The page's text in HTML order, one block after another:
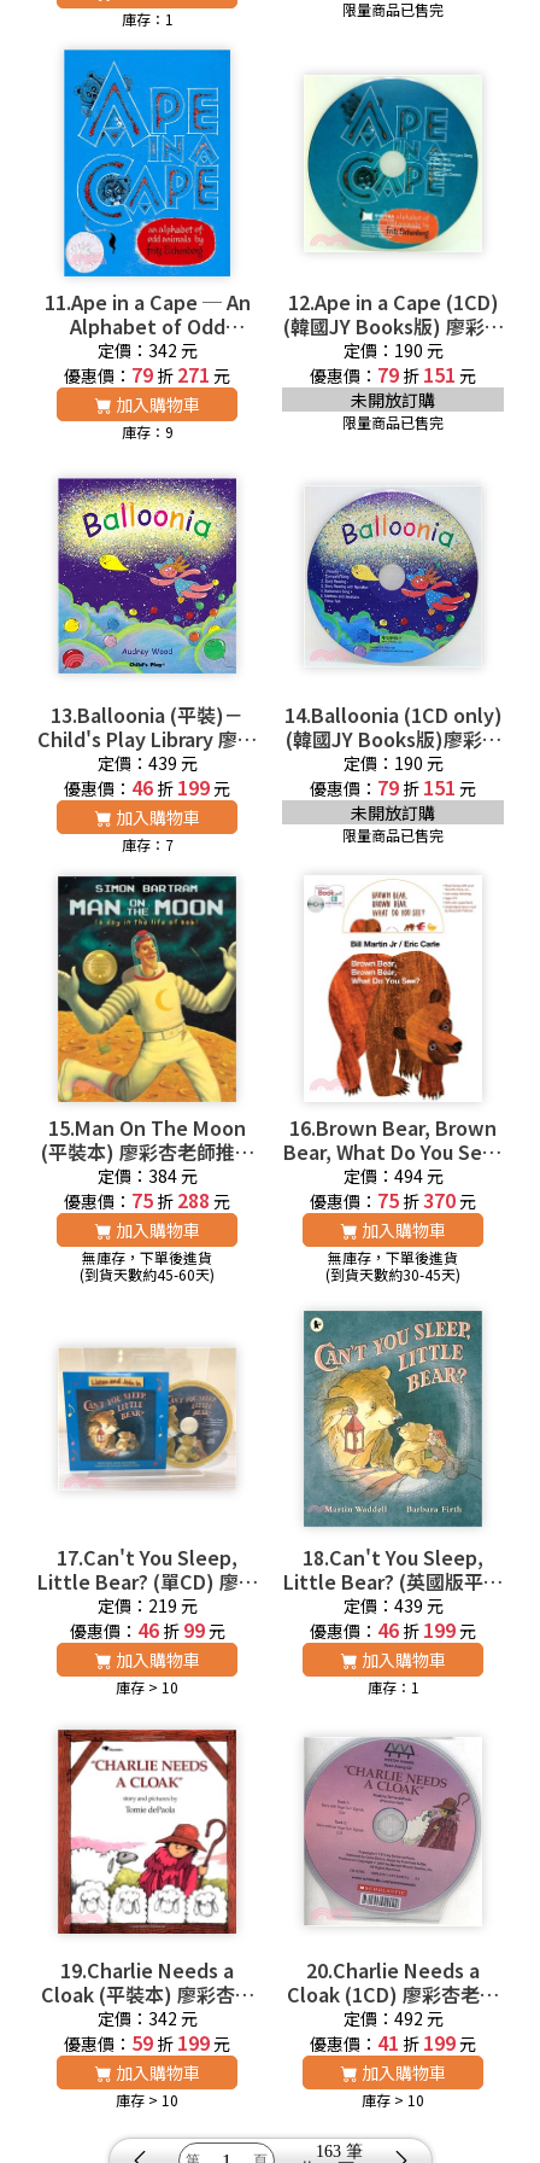
庫存：1 限量商品已售完
11.Ape in a Cape ─ An
Alphabet of Odd
Animals 廖彩杏老師推薦
有聲書第7週
定價：342 元
優惠價： 79 折 271 元
加入購物車
庫存：9
12.Ape in a Cape (1CD)
(韓國JY Books版) 廖彩杏
老師推薦有聲書第7週
定價：190 元
優惠價： 79 折 151 元
未開放訂購
限量商品已售完
13.Balloonia (平裝)－
Child's Play Library 廖彩
杏老師推薦有聲書第2年
第1週
定價：439 元
優惠價： 46 折 199元
加入購物車
庫存：7
14.Balloonia (1CD only)
(韓國JY Books版)廖彩杏
老師推薦有聲書第2年第1
週
定價：190 元
優惠價： 79 折 151 元
未開放訂購
限量商品已售完
15.Man On The Moon
(平裝本) 廖彩杏老師推薦
有聲書第2年第8週
定價：384 元
優惠價： 75 折 288 元
加入購物車
無庫存，下單後進貨
(到貨天數約45-60天)
16.Brown Bear, Brown
Bear, What Do You See?
(1平裝+1CD) 廖彩杏老師
推薦有聲書第1週
定價：494 元
優惠價： 75 折370元
加入購物車
無庫存，下單後進貨
(到貨天數約30-45天)
17.Can't You Sleep,
Little Bear? (單CD) 廖彩
杏老師推薦有聲書第2年
第7週
定價：219 元
優惠價： 46折 99元
加入購物車
庫存 > 10
18.Can't You Sleep,
Little Bear? (英國版平裝
本) 廖彩杏老師推薦有聲
書第2年第7週
定價：439 元
優惠價： 46 折 199元
加入購物車
庫存：1
19.Charlie Needs a
Cloak (平裝本) 廖彩杏老
師推薦有聲書第2年第28
週
定價：342 元
優惠價： 59 折 199元
加入購物車
庫存 > 10
20.Charlie Needs a
Cloak (1CD) 廖彩杏老師
推薦有聲書第2年第28週
定價：492 元
優惠價： 41 折 199元
加入購物車
庫存 > 10
163 筆